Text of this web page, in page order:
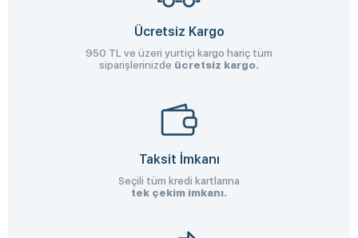
Ücretsiz Kargo
950 TL ve üzeri yurtiçi kargo hariç tüm
siparişlerinizde ücretsiz kargo.
Taksit İmkanı
Seçili tüm kredi kartlarına
tek çekim imkanı.